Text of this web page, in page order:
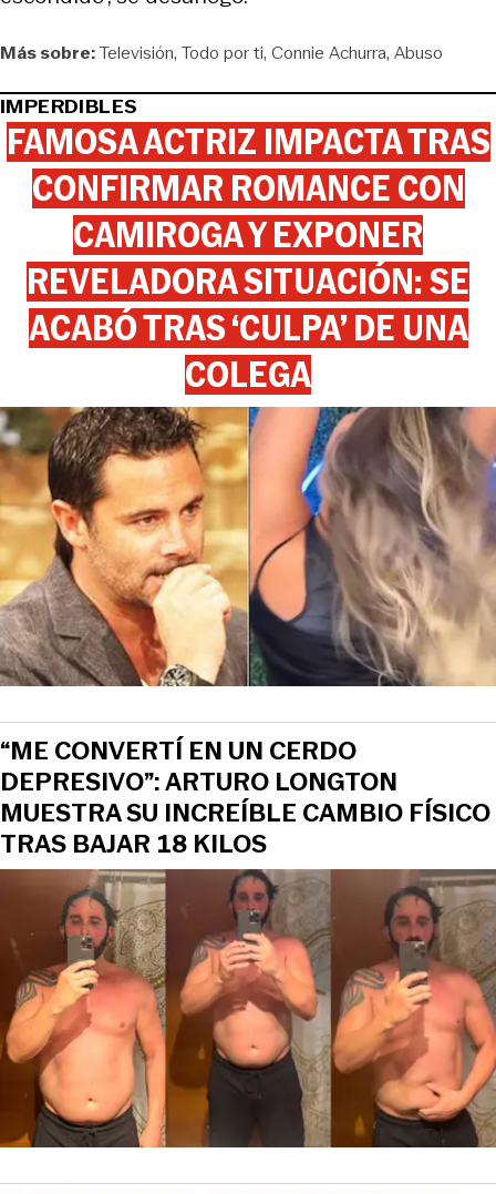
Más sobre:Televisión Todo por ti Connie Achurra Abuso
IMPERDIBLES
FAMOSA ACTRIZ IMPACTA TRAS
CONFIRMAR ROMANCE CON
CAMIROGA Y EXPONER
REVELADORA SITUACIÓN: SE
ACABÓ TRAS ‘CULPA’ DE UNA
COLEGA
“ME CONVERTÍ EN UN CERDO
DEPRESIVO”: ARTURO LONGTON
MUESTRA SU INCREÍBLE CAMBIO FÍSICO
TRAS BAJAR 18 KILOS